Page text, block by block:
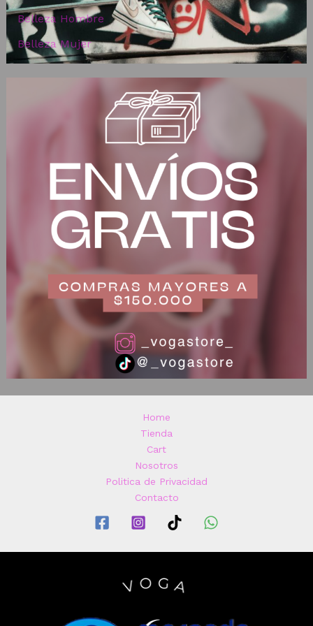
Belleza Hombre
Belleza Mujer
Home
Tienda
Cart
Nosotros
Politica de Privacidad
Contacto